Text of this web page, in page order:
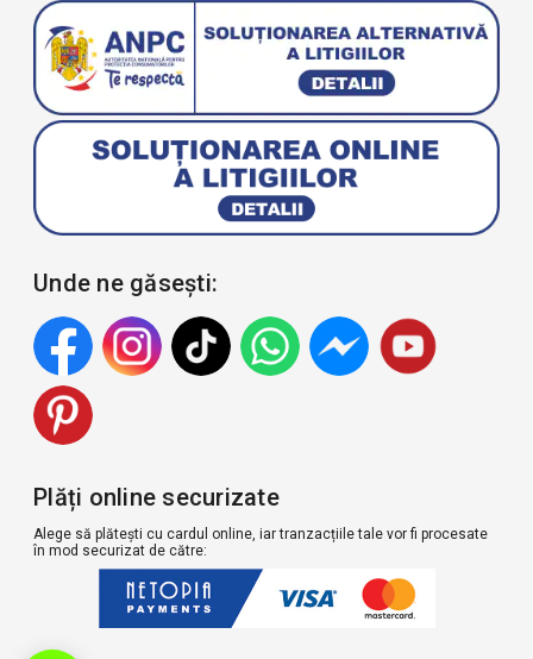
Unde ne găsești:
Plăți online securizate
Alege să plătești cu cardul online, iar tranzacțiile tale vor fi procesate
în mod securizat de către: